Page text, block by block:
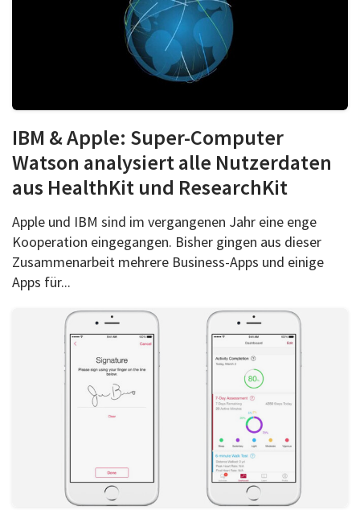
IBM & Apple: Super-Computer
Watson analysiert alle Nutzerdaten
aus HealthKit und ResearchKit
Apple und IBM sind im vergangenen Jahr eine enge
Kooperation eingegangen. Bisher gingen aus dieser
Zusammenarbeit mehrere Business-Apps und einige
Apps für...